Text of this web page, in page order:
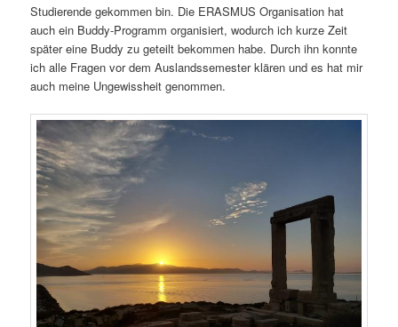
Studierende gekommen bin. Die ERASMUS Organisation hat
auch ein Buddy-Programm organisiert, wodurch ich kurze Zeit
später eine Buddy zu geteilt bekommen habe. Durch ihn konnte
ich alle Fragen vor dem Auslandssemester klären und es hat mir
auch meine Ungewissheit genommen.